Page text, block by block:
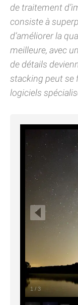
de traitement
consiste à
d’améliorer la
meilleure, avec
de détails
stacking peut se
logiciels
1 / 3